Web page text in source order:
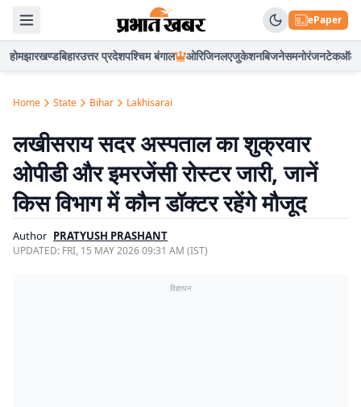
ePaper
होमझारखण्डबिहारउत्तर प्रदेशपश्चिम बंगाल ओरिजिनलएजुकेशनबिजनेसमनोरंजनटेकऑटो
Home State Bihar Lakhisarai
लखीसराय सदर अस्पताल का शुक्रवार
ओपीडी और इमरजेंसी रोस्टर जारी, जानें
किस विभाग में कौन डॉक्टर रहेंगे मौजूद
Author PRATYUSH PRASHANT
UPDATED: FRI, 15 MAY 2026 09:31 AM (IST)
विज्ञापन